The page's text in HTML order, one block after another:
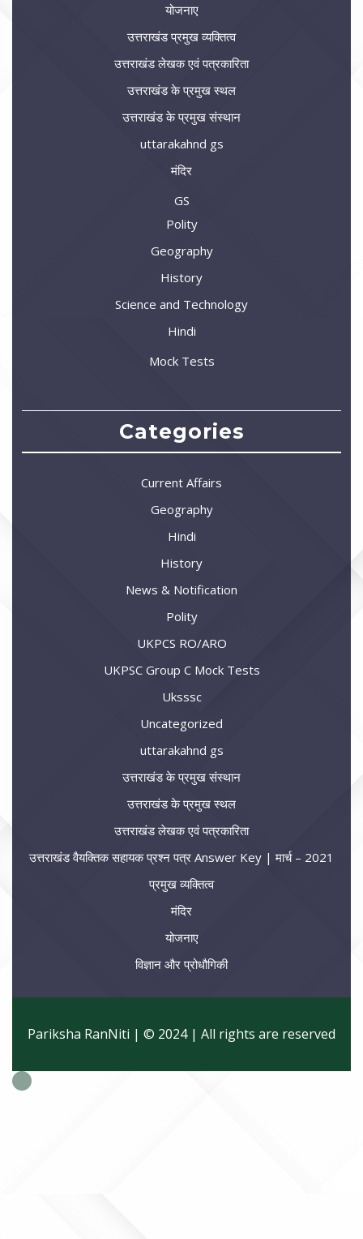
योजनाए
उत्तराखंड प्रमुख व्यक्तित्व
उत्तराखंड लेखक एवं पत्रकारिता
उत्तराखंड के प्रमुख स्थल
उत्तराखंड के प्रमुख संस्थान
uttarakahnd gs
मंदिर
GS
Polity
Geography
History
Science and Technology
Hindi
Mock Tests
Categories
Current Affairs
Geography
Hindi
History
News & Notification
Polity
UKPCS RO/ARO
UKPSC Group C Mock Tests
Uksssc
Uncategorized
uttarakahnd gs
उत्तराखंड के प्रमुख संस्थान
उत्तराखंड के प्रमुख स्थल
उत्तराखंड लेखक एवं पत्रकारिता
उत्तराखंड वैयक्तिक सहायक प्रश्न पत्र Answer Key | मार्च – 2021
प्रमुख व्यक्तित्व
मंदिर
योजनाए
विज्ञान और प्रोधौगिकी
Pariksha RanNiti | © 2024 | All rights are reserved